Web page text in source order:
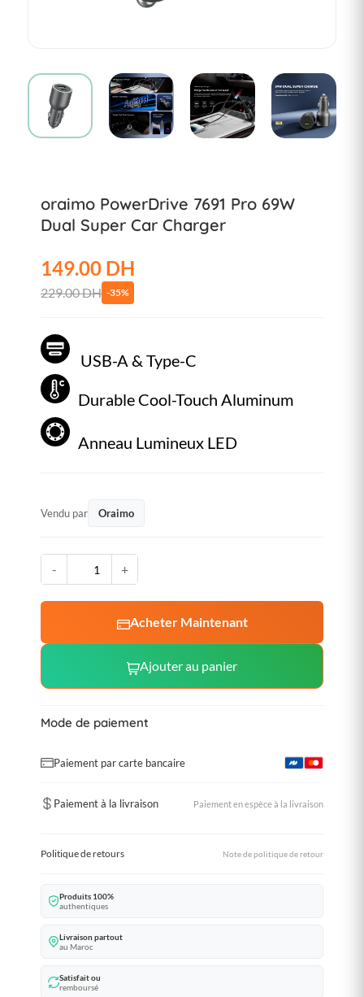
oraimo PowerDrive 7691 Pro 69W
Dual Super Car Charger
149.00 DH
229.00 DH -35%
USB-A & Type-C
Durable Cool-Touch Aluminum
Anneau Lumineux LED
Vendu par Oraimo
- +
Acheter Maintenant
Ajouter au panier
Mode de paiement
Paiement par carte bancaire
Paiement à la livraison Paiement en espèce à la livraison
Politique de retours Note de politique de retour
Produits 100%
authentiques
Livraison partout
au Maroc
Satisfait ou
remboursé